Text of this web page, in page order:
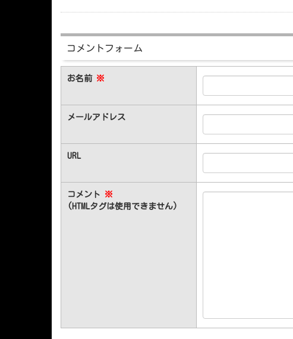
コメントフォーム
お名前 ※
メールアドレス
URL
コメント ※
(HTMLタグは使用できません)